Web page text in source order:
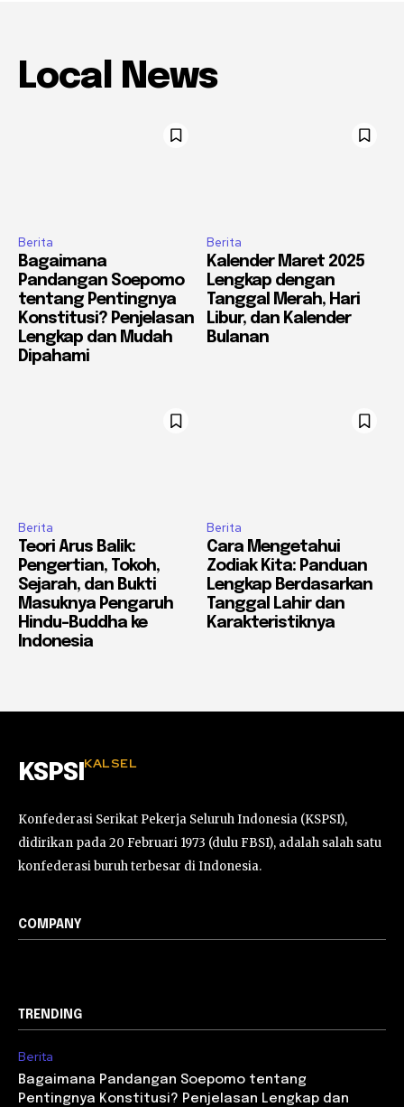
Local News
Berita
Bagaimana
Pandangan Soepomo
tentang Pentingnya
Konstitusi? Penjelasan
Lengkap dan Mudah
Dipahami
Berita
Kalender Maret 2025
Lengkap dengan
Tanggal Merah, Hari
Libur, dan Kalender
Bulanan
Berita
Teori Arus Balik:
Pengertian, Tokoh,
Sejarah, dan Bukti
Masuknya Pengaruh
Hindu-Buddha ke
Indonesia
Berita
Cara Mengetahui
Zodiak Kita: Panduan
Lengkap Berdasarkan
Tanggal Lahir dan
Karakteristiknya
KSPSI KALSEL
Konfederasi Serikat Pekerja Seluruh Indonesia (KSPSI),
didirikan pada 20 Februari 1973 (dulu FBSI), adalah salah satu
konfederasi buruh terbesar di Indonesia.
COMPANY
TRENDING
Berita
Bagaimana Pandangan Soepomo tentang
Pentingnya Konstitusi? Penjelasan Lengkap dan